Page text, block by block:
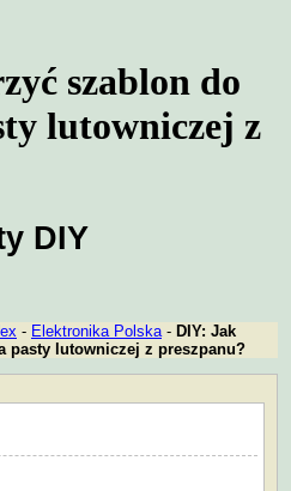
szablon do
lutowniczej z
DIY
- Elektronika Polska- DIY: Jak
pasty lutowniczej z preszpanu?